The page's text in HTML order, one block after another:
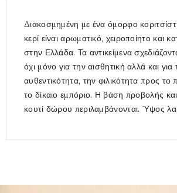
Διακοσμημένη με ένα όμορφο
κερί είναι αρωματικό, χειροποίητο και
στην Ελλάδα. Τα αντικείμενα
όχι μόνο για την αισθητική αλλά και για
αυθεντικότητα, την φιλικότητα προς το
το δίκαιο εμπόριο. Η βάση προβολής
κουτί δώρου περιλαμβάνονται. Ύψος